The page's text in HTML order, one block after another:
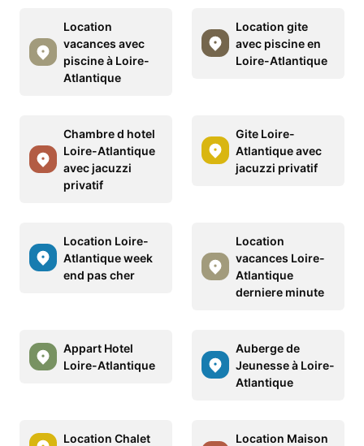
Location
vacances avec
piscine à Loire-
Atlantique
Location gite
avec piscine en
Loire-Atlantique
Chambre d hotel
Loire-Atlantique
avec jacuzzi
privatif
Gite Loire-
Atlantique avec
jacuzzi privatif
Location Loire-
Atlantique week
end pas cher
Location
vacances Loire-
Atlantique
derniere minute
Appart Hotel
Loire-Atlantique
Auberge de
Jeunesse à Loire-
Atlantique
Location Chalet
Location Maison